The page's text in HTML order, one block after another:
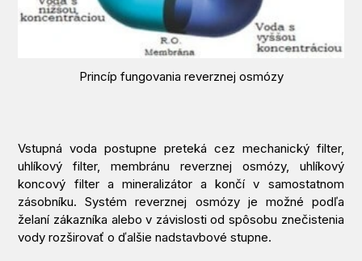
Princíp fungovania reverznej osmózy
Vstupná voda postupne preteká cez mechanický filter,
uhlíkový filter, membránu reverznej osmózy, uhlíkový
koncový filter a mineralizátor a končí v samostatnom
zásobníku. Systém reverznej osmózy je možné podľa
želaní zákazníka alebo v závislosti od spôsobu znečistenia
vody rozširovať o ďalšie nadstavbové stupne.